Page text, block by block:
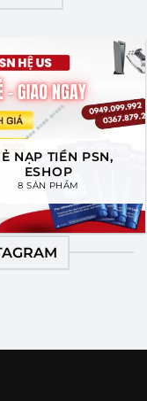
NẠP TIỀN PSN,
ESHOP
8 SẢN PHẨM